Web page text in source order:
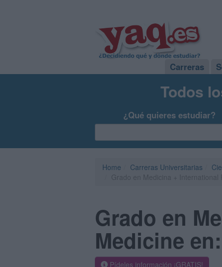
Carreras
Todos
¿Qué quieres estudiar?
Home Carreras Universitarias
Grado en
Medicine
Pídeles información ¡GRATIS!